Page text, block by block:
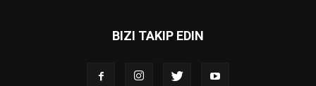
BIZI TAKIP EDIN